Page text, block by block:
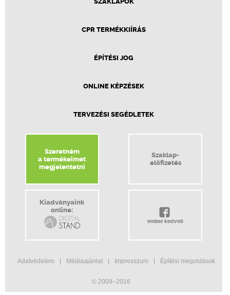
CPR TERMÉKKIÍRÁS
ÉPÍTÉSI JOG
ONLINE KÉPZÉSEK
TERVEZÉSI SEGÉDLETEK
Szeretném
a termékeimet
megjelentetni
Szaklap-
előfizetés
Kiadványaink
online:
ember kedveli
Adatvédelem Médiaajánlat Impresszum Építési megoldások
© 2009–2016